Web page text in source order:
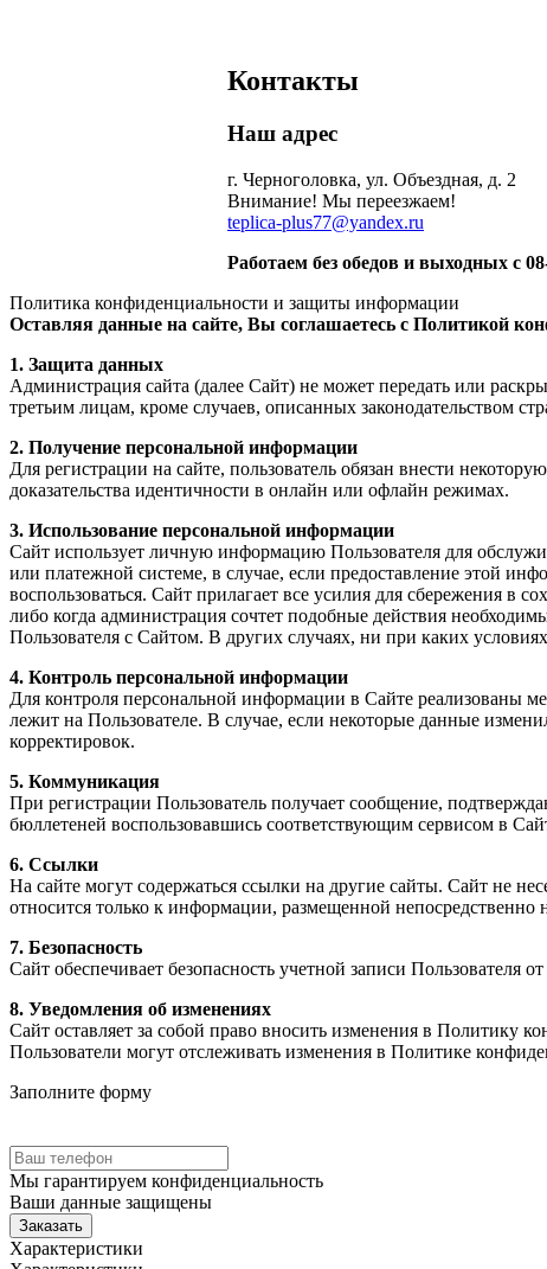
Контакты
Наш адрес
г. Черноголовка, ул. Объездная, д. 2
Внимание! Мы переезжаем!
teplica-plus77@yandex.ru
Работаем без обедов и выходных с
Политика конфиденциальности и защиты информации
Оставляя данные на сайте, Вы соглашаетесь с Политикой
1. Защита данных
Администрация сайта (далее Сайт) не может передать или
третьим лицам, кроме случаев, описанных законодательством
2. Получение персональной информации
Для регистрации на сайте, пользователь обязан внести
доказательства идентичности в онлайн или офлайн режимах.
3. Использование персональной информации
Сайт использует личную информацию Пользователя для
или платежной системе, в случае, если предоставление этой
воспользоваться. Сайт прилагает все усилия для сбережения в
либо когда администрация сочтет подобные действия
Пользователя с Сайтом. В других случаях, ни при каких
4. Контроль персональной информации
Для контроля персональной информации в Сайте реализованы
лежит на Пользователе. В случае, если некоторые данные
корректировок.
5. Коммуникация
При регистрации Пользователь получает сообщение,
бюллетеней воспользовавшись соответствующим сервисом в
6. Ссылки
На сайте могут содержаться ссылки на другие сайты. Сайт не
относится только к информации, размещенной непосредственно
7. Безопасность
Сайт обеспечивает безопасность учетной записи Пользователя
8. Уведомления об изменениях
Сайт оставляет за собой право вносить изменения в Политику
Пользователи могут отслеживать изменения в Политике
Заполните форму
Мы гарантируем конфиденциальность
Ваши данные защищены
Заказать
Характеристики